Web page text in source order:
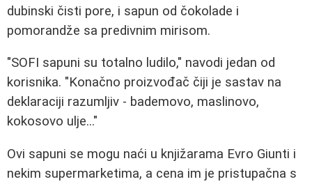
dubinski čisti pore, i sapun od čokolade i
pomorandže sa predivnim mirisom.
"SOFI sapuni su totalno ludilo," navodi jedan od
korisnika. "Konačno proizvođač čiji je sastav na
deklaraciji razumljiv - bademovo, maslinovo,
kokosovo ulje..."
Ovi sapuni se mogu naći u knjižarama Evro Giunti i
nekim supermarketima, a cena im je pristupačna s